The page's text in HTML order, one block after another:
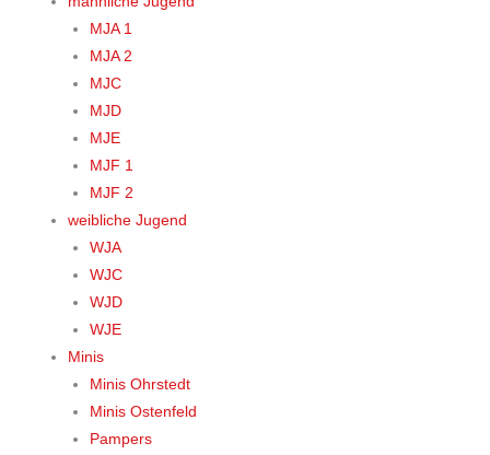
MJA 1
MJA 2
MJC
MJD
MJE
MJF 1
MJF 2
weibliche Jugend
WJA
WJC
WJD
WJE
Minis
Minis Ohrstedt
Minis Ostenfeld
Pampers